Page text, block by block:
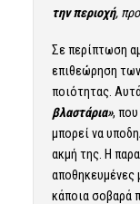
την περιοχή,
Σε περίπτωση
επιθεώρηση
ποιότητας.
βλαστάρια»,
μπορεί να
ακμή της. Η
αποθηκευμένες
κάποια σοβαρά